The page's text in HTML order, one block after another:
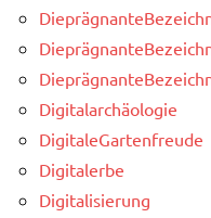
Digitalarchäologie
DigitaleGartenfreude
Digitalerbe
Digitalisierung